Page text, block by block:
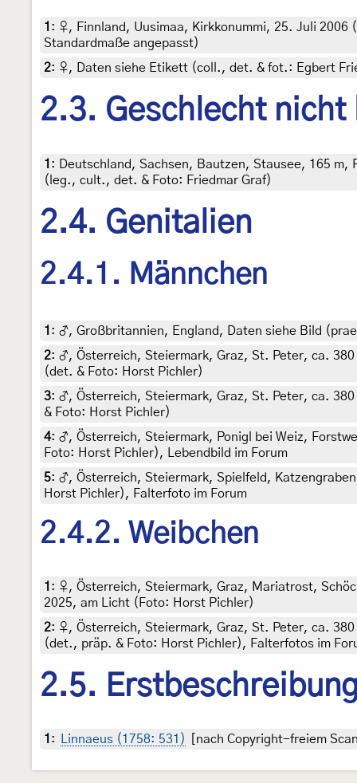
1 : ♀, Finnland, Uusimaa, Kirkkonummi, 25. Juli
Standardmaße angepasst)
2: ♀, Daten siehe Etikett (coll., det. & fot.: Egbert
2.3. Geschlecht nicht
1 :
Deutschland, Sachsen, Bautzen, Stausee, 165
(leg., cult., det. & Foto: Friedmar Graf)
2.4. Genitalien
2.4.1. Männchen
1 : ♂, Großbritannien, England, Daten siehe Bild
2: ♂, Österreich, Steiermark, Graz, St. Peter, ca.
(det. & Foto: Horst Pichler)
3: ♂, Österreich, Steiermark, Graz, St. Peter, ca.
& Foto: Horst Pichler)
4: ♂, Österreich, Steiermark, Ponigl bei Weiz,
Foto: Horst Pichler), Lebendbild im Forum
5: ♂, Österreich, Steiermark, Spielfeld,
Horst Pichler), Falterfoto im Forum
2.4.2. Weibchen
1 : ♀, Österreich, Steiermark, Graz, Mariatrost,
2025, am Licht (Foto: Horst Pichler)
2: ♀, Österreich, Steiermark, Graz, St. Peter, ca.
(det., präp. & Foto: Horst Pichler), Falterfotos im
2.5.
1 : Linnaeus (1758: 531) [nach Copyright-freiem